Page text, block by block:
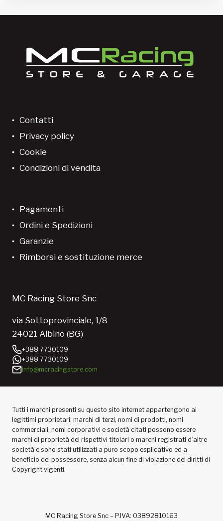
Contatti
Privacy policy
Cookie
Condizioni di vendita
Pagamenti
Ordini e Spedizioni
Garanzie
Rimborsi e sostituzione merce
MC Racing Store Snc
via Sottoprovinciale, 1/8
24021 Albino (BG)
+388 7730109
+388 7730109
info@mcracingstore.com
Tutti i marchi presenti su questo sito internet appartengono ai
legittimi proprietari; marchi di terzi, nomi di prodotti, nomi
commerciali, nomi corporativi e società citati possono essere
marchi di proprietà dei rispettivi titolari o marchi registrati d’altre
società e sono stati utilizzati a puro scopo esplicativo ed a
beneficio del possessore, senza alcun fine di violazione dei diritti di
Copyright vigenti.
MC Racing Store Snc – P.IVA: 03892810163